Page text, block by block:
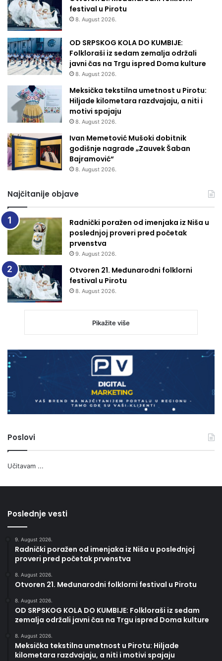
festival u Pirotu
8. August 2026.
OD SRPSKOG KOLA DO KUMBIJE:
Folkloraši iz sedam zemalja održali
javni čas na Trgu ispred Doma kulture
8. August 2026.
Meksička tekstilna umetnost u Pirotu:
Hiljade kilometara razdvajaju, a niti i
motivi spajaju
8. August 2026.
Ivan Memetović Mušoki dobitnik
godišnje nagrade „Zauvek Šaban
Bajramović“
8. August 2026.
Najčitanije objave
Radnički poražen od imenjaka iz Niša u
poslednjoj proveri pred početak
prvenstva
9. August 2026.
Otvoren 21. Međunarodni folklorni
festival u Pirotu
8. August 2026.
Pikažite više
Poslovi
Učitavam ...
Poslednje vesti
9. August 2026.
Radnički poražen od imenjaka iz Niša u poslednjoj
proveri pred početak prvenstva
8. August 2026.
Otvoren 21. Međunarodni folklorni festival u Pirotu
8. August 2026.
OD SRPSKOG KOLA DO KUMBIJE: Folkloraši iz sedam
zemalja održali javni čas na Trgu ispred Doma kulture
8. August 2026.
Meksička tekstilna umetnost u Pirotu: Hiljade
kilometara razdvajaju, a niti i motivi spajaju